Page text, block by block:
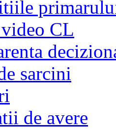
CL
sarcini
de avere